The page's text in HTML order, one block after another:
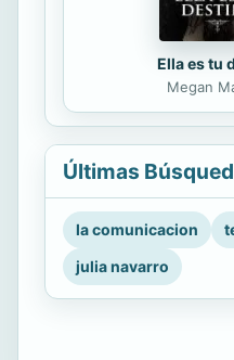
Ella es tu
Megan
Últimas
la comunicacion
julia navarro